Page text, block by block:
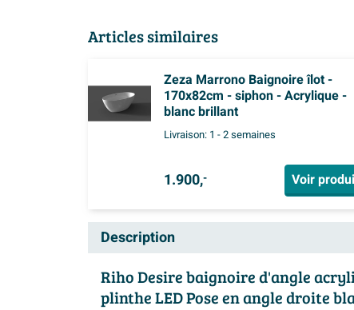
Articles similaires
Zeza Marrono Baignoire îlot -
170x82cm - siphon - Acrylique -
blanc brillant
Livraison: 1 - 2 semaines
1.900,- Voir
Description
Riho Desire baignoire d'angle
plinthe LED Pose en angle droite